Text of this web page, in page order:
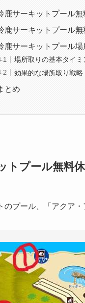
鹿サーキットプール
鹿サーキットプール
鹿サーキットプール
場所取りの基本タイミ
効果的な場所取り戦略
とめ
トプール無料
のプール、「アクア・